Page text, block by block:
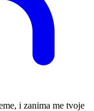
i zanima me tvoje